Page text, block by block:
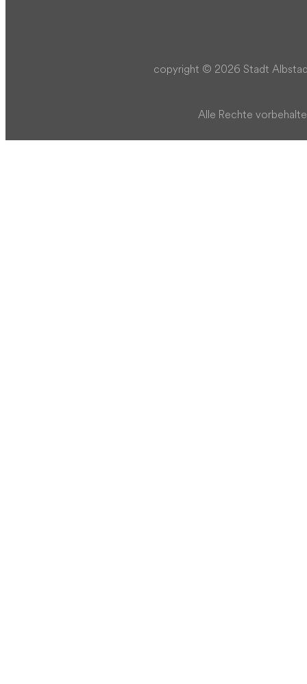
copyright © 2026 Stadt
Alle Rechte